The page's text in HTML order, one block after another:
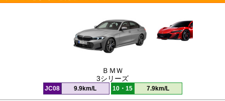
ＢＭＷ
3シリーズ
JC08 9.9km/L 10・15 7.9km/L